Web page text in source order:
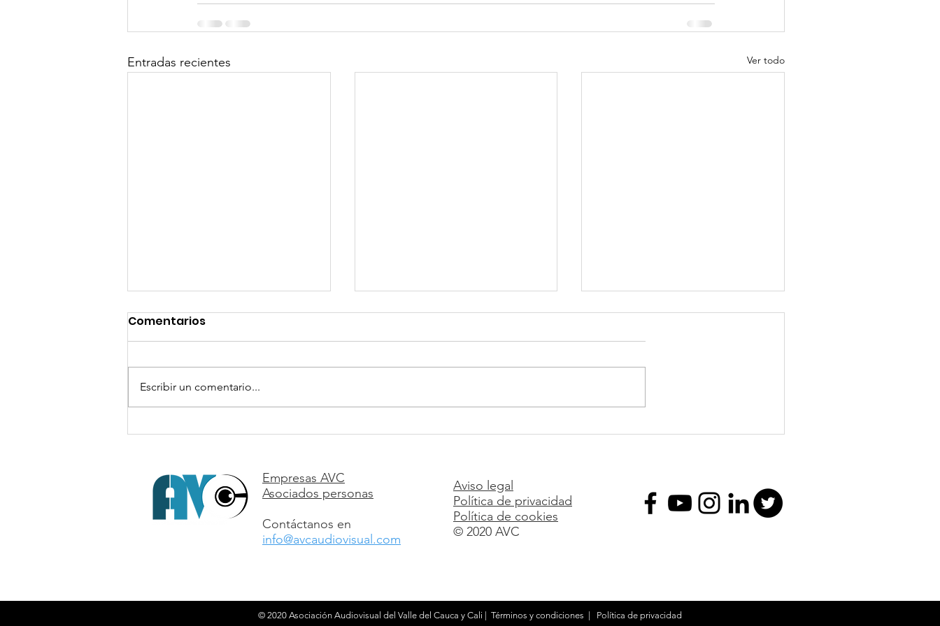
Entradas recientes Ver todo
"El Último Panamá" de
Workshop intensivo de
Taller intensivo El
Comentarios
Escribir un comentario...
Empresas AVC
Asociados personas
Contáctanos en
info@avcaudiovisual.com
Aviso legal
Política de privacidad
Política de cookies
© 2020 AVC
© 2020 Asociación Audiovisual del Valle del Cauca y Cali | Términos y condiciones Política de privacidad